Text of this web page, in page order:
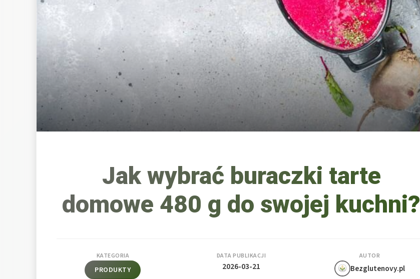
Jak wybrać buraczki tarte
domowe 480 g do swojej kuchni?
KATEGORIA
PRODUKTY
DATA PUBLIKACJI
2026-03-21
AUTOR
Bezglutenovy.pl